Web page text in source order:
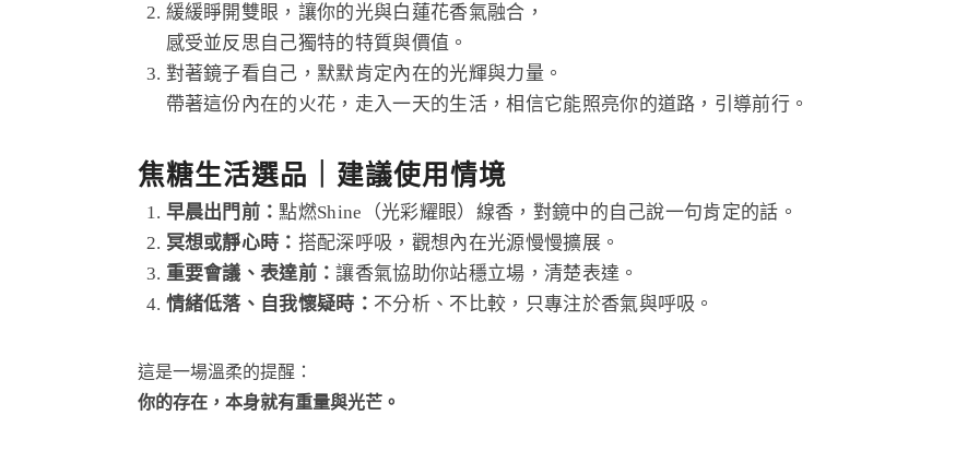
緩緩睜開雙眼，讓你的光與白蓮花香氣融合，
感受並反思自己獨特的特質與價值。
對著鏡子看自己，默默肯定內在的光輝與力量。
帶著這份內在的火花，走入一天的生活，相信它能照亮你的道路，引導前行。
焦糖生活選品｜建議使用情境
早晨出門前： 點燃Shine（光彩耀眼）線香，對鏡中的自己說一句肯定的話。
冥想或靜心時： 搭配深呼吸，觀想內在光源慢慢擴展。
重要會議、表達前：讓香氣協助你站穩立場，清楚表達。
情緒低落、自我懷疑時： 不分析、不比較，只專注於香氣與呼吸。
這是一場溫柔的提醒：
你的存在，本身就有重量與光芒。